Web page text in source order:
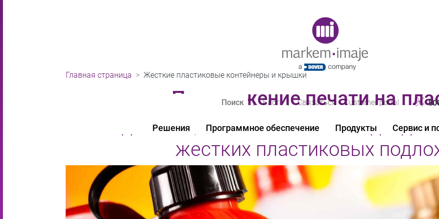
| Блог | Связаться Customer portal
Решения Программное обеспечение Продукты Сервис и
Главная страница Жесткие пластиковые контейнеры и крышки
Предложение печати на
Надежные, 100% читаемые коды
жестких пластиковых